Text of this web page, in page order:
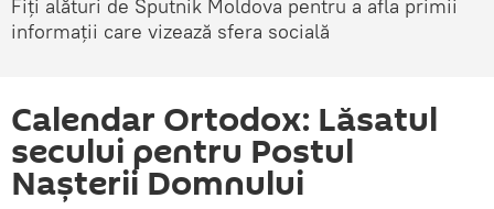
Fiți alături de Sputnik Moldova pentru a afla primii
informații care vizează sfera socială
Calendar Ortodox: Lăsatul
secului pentru Postul
Nașterii Domnului